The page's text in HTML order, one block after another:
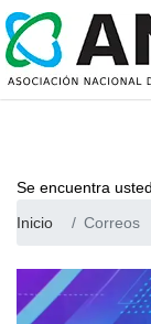
Se encuentra
Inicio
Correos